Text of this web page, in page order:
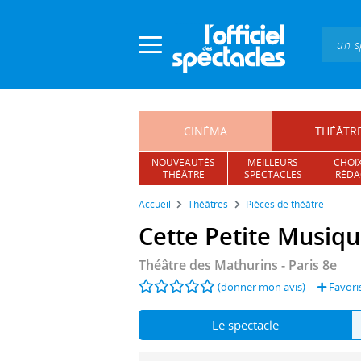
CINÉMA
NOUVEAUTÉS
THÉÂTRE
MEILLEURS
SPECTACLES
Accueil Théâtres Pièces de théâtre
Cette Petite
Théâtre des Mathurins - Paris 8e
(donner mon avis)
Le spectacle